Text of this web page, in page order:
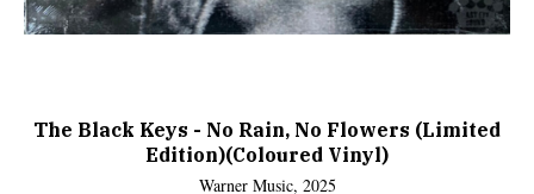
The Black Keys - No Rain, No Flowers (Limited
Edition)(Coloured Vinyl)
Warner Music, 2025